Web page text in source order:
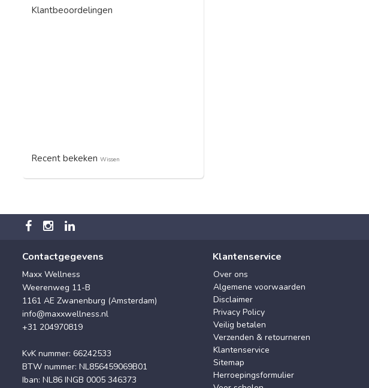
Klantbeoordelingen
Recent bekeken Wissen
Contactgegevens
Maxx Wellness
Weerenweg 11-B
1161 AE Zwanenburg (Amsterdam)
info@maxxwellness.nl
+31 204970819
KvK nummer: 66242533
BTW nummer: NL856459069B01
Iban: NL86 INGB 0005 346373
Klantenservice
Over ons
Algemene voorwaarden
Disclaimer
Privacy Policy
Veilig betalen
Verzenden & retourneren
Klantenservice
Sitemap
Herroepingsformulier